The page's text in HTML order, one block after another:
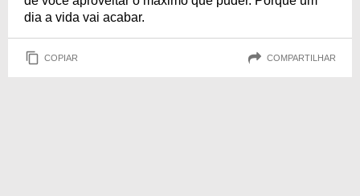
dia a vida vai acabar.
COPIAR COMPARTILHAR